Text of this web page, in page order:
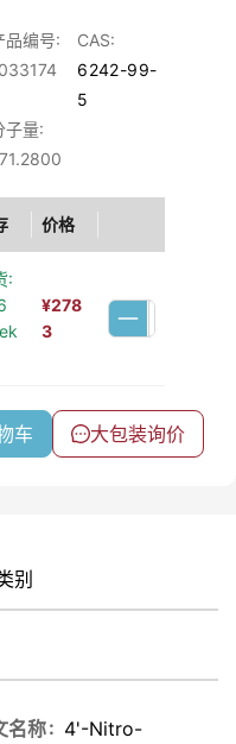
品编号:
CAS:
6242-99-
5
子量:
价格
:
¥278
3
车 大包装询价
别
名称
4'-Nitro-